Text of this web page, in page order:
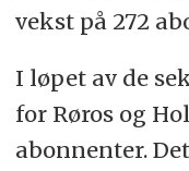
vekst på 272
I løpet av de
for Røros og
abonnenter.